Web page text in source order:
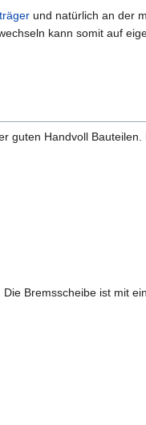
und natürlich an der
kann somit auf
guten Handvoll
Die Bremsscheibe ist mit